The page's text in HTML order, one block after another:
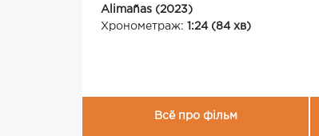
Alimañas (2023)
Хронометраж: 1:24 (84 хв)
Всё про фільм